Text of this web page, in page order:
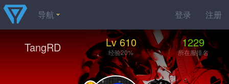
登录 注册
导航
TangRD Lv 610
经验20%
1229
所在服排名